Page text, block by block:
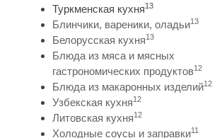
Туркменская кухня13
Блинчики, вареники, оладьи13
Белорусская кухня13
Блюда из мяса и мясных
гастрономических продуктов12
Блюда из макаронных изделий12
Узбекская кухня12
Литовская кухня12
Холодные соусы и заправки11